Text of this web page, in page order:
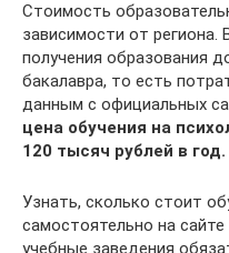
Стоимость
зависимости от региона.
получения образования
бакалавра, то есть
данным с официальных
цена обучения на
120 тысяч рублей в год.
Узнать, сколько стоит
самостоятельно на
учебные заведения